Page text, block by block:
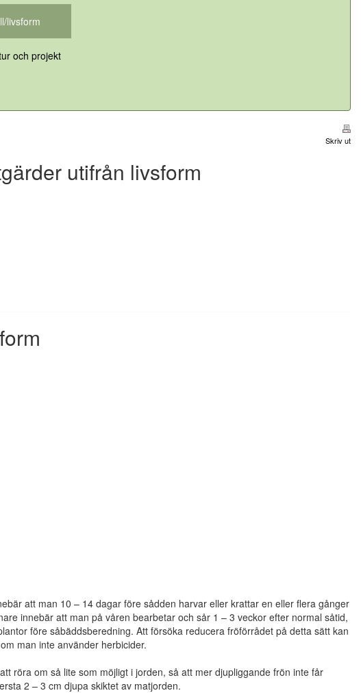
livsform
och projekt
Skriv ut
utifrån livsform
att man 10 – 14 dagar före sådden harvar eller krattar en eller flera gånger
innebär att man på våren bearbetar och sår 1 – 3 veckor efter normal såtid,
före såbäddsberedning. Att försöka reducera fröförrådet på detta sätt kan
man inte använder herbicider.
röra om så lite som möjligt i jorden, så att mer djupliggande frön inte får
2 – 3 cm djupa skiktet av matjorden.